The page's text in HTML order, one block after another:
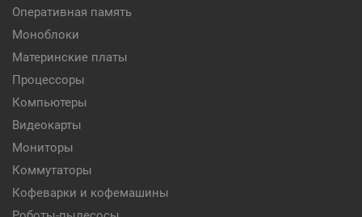
Оперативная память
Моноблоки
Материнские платы
Процессоры
Компьютеры
Видеокарты
Мониторы
Коммутаторы
Кофеварки и кофемашины